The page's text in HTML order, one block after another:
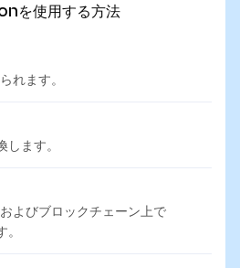
を使用する方法
れます。
します。
よびブロックチェーン上で
。